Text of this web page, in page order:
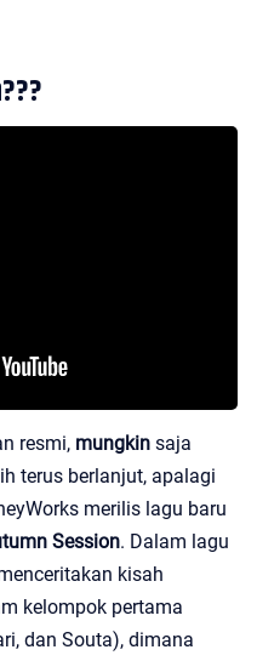
resmi, mungkin saja
terus berlanjut, apalagi
merilis lagu baru
Session. Dalam lagu
kisah
kelompok pertama
dan Souta), dimana